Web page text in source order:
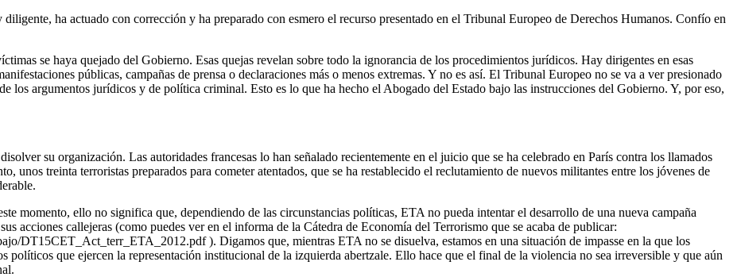
ha actuado con corrección y ha preparado con esmero el recurso presentado en el Tribunal Europeo de Derechos Humanos. Confío en
se haya quejado del Gobierno. Esas quejas revelan sobre todo la ignorancia de los procedimientos jurídicos. Hay dirigentes en esas
públicas, campañas de prensa o declaraciones más o menos extremas. Y no es así. El Tribunal Europeo no se va a ver presionado
los argumentos jurídicos y de política criminal. Esto es lo que ha hecho el Abogado del Estado bajo las instrucciones del Gobierno. Y, por eso,
su organización. Las autoridades francesas lo han señalado recientemente en el juicio que se ha celebrado en París contra los llamados
unos treinta terroristas preparados para cometer atentados, que se ha restablecido el reclutamiento de nuevos militantes entre los jóvenes de
momento, ello no significa que, dependiendo de las circunstancias políticas, ETA no pueda intentar el desarrollo de una nueva campaña
acciones callejeras (como puedes ver en el informa de la Cátedra de Economía del Terrorismo que se acaba de publicar:
DT15CET_Act_terr_ETA_2012.pdf ). Digamos que, mientras ETA no se disuelva, estamos en una situación de impasse en la que los
políticos que ejercen la representación institucional de la izquierda abertzale. Ello hace que el final de la violencia no sea irreversible y que aún